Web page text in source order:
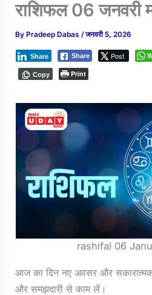
राशिफल 06 जनवरी
By Pradeep Dabas/जनवरी 5, 2026
Share Post
Share
Copy Print
rashifal 06
आज का दिन नए अवसर और
और समझदारी से काम लें।